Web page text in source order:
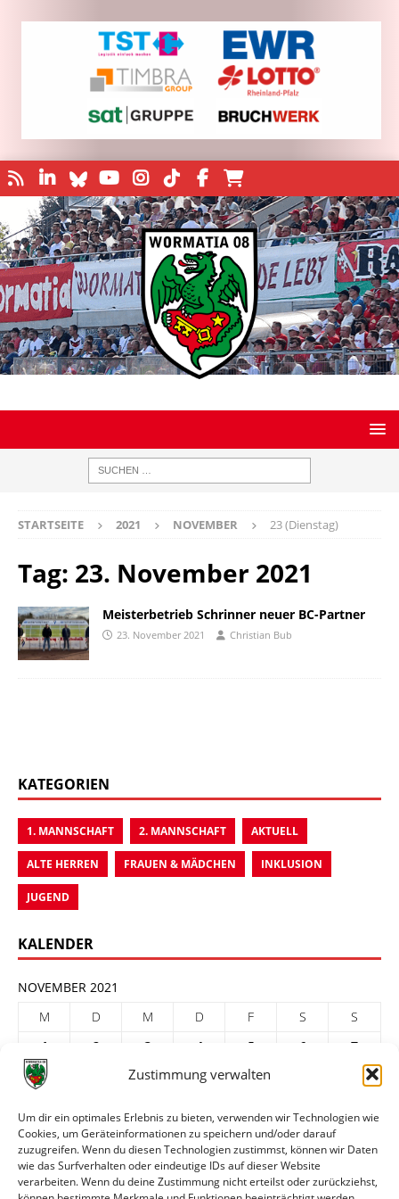
Zustimmung verwalten
Um dir ein optimales Erlebnis zu bieten, verwenden wir Technologien wie
Cookies, um Geräteinformationen zu speichern und/oder darauf
zuzugreifen. Wenn du diesen Technologien zustimmst, können wir Daten
wie das Surfverhalten oder eindeutige IDs auf dieser Website
verarbeiten. Wenn du deine Zustimmung nicht erteilst oder zurückziehst,
STARTSEITE 2021 NOVEMBER 23 (Dienstag)
Tag: 23. November 2021
Meisterbetrieb Schrinner neuer BC-Partner
23. November 2021 Christian Bub
KATEGORIEN
1. MANNSCHAFT 2. MANNSCHAFT AKTUELL
ALTE HERREN FRAUEN & MÄDCHEN INKLUSION
JUGEND
KALENDER
NOVEMBER 2021
M
D M D F S
S
1
2 3 4 5 6
7
8
10 11 12
22
23 24 25 26 27
29
30
« Okt.
Dez. »